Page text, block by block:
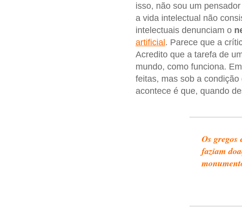
isso, não sou um
a vida intelectual não
intelectuais denunciam o
artificial. Parece que a
Acredito que a tarefa de
mundo, como funciona.
feitas, mas sob a
acontece é que, quando
Os
faziam